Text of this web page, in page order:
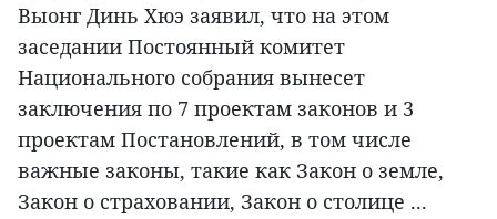
Выонг Динь Хюэ заявил, что на этом
заседании Постоянный комитет
Национального собрания вынесет
заключения по 7 проектам законов и 3
проектам Постановлений, в том числе
важные законы, такие как Закон о земле,
Закон о страховании, Закон о столице ...